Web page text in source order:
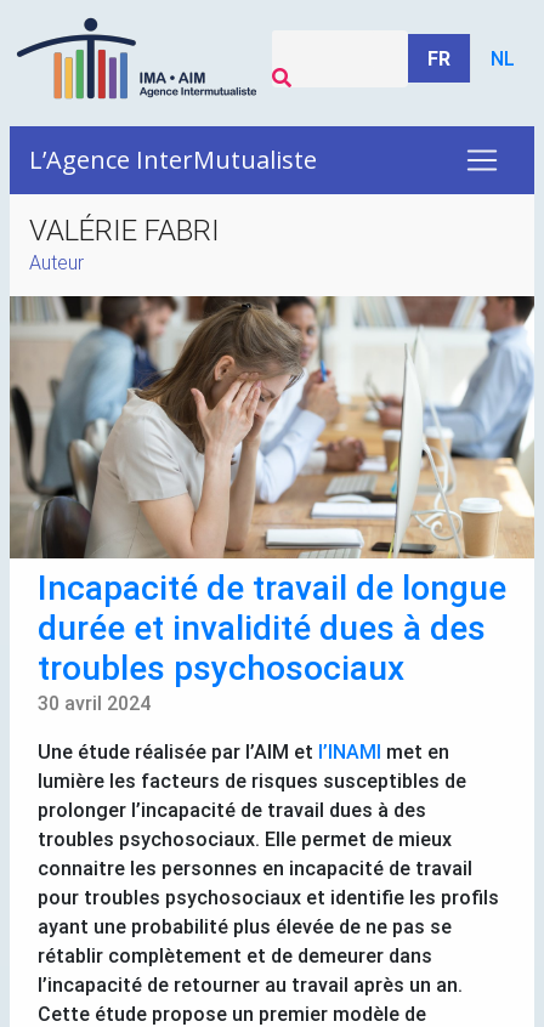
FR NL
L’Agence InterMutualiste
VALÉRIE FABRI
Auteur
Incapacité de travail de longue
durée et invalidité dues à des
troubles psychosociaux
30 avril 2024
Une étude réalisée par l’AIM et l’INAMI met en
lumière les facteurs de risques susceptibles de
prolonger l’incapacité de travail dues à des
troubles psychosociaux. Elle permet de mieux
connaitre les personnes en incapacité de travail
pour troubles psychosociaux et identifie les profils
ayant une probabilité plus élevée de ne pas se
rétablir complètement et de demeurer dans
l’incapacité de retourner au travail après un an.
Cette étude propose un premier modèle de